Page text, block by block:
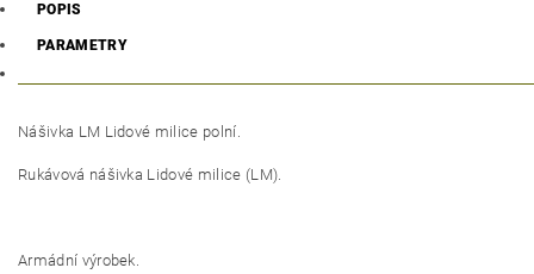
POPIS
PARAMETRY
Nášivka LM Lidové milice polní.
Rukávová nášivka Lidové milice (LM).
Armádní výrobek.